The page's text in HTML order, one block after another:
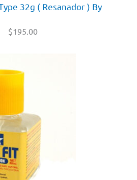
32g ( Resanador ) By
$195.00